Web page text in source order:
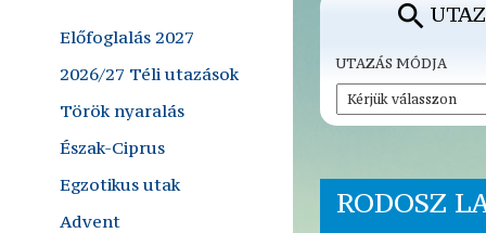
Előfoglalás 2027
2026/27 Téli utazások
Török nyaralás
Észak-Ciprus
Egzotikus utak
Advent
UTAZÁS MÓDJA
RODOSZ